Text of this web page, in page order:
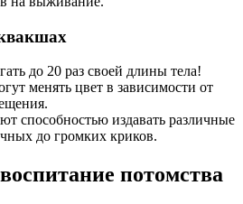
до 20 раз своей длины тела!
менять цвет в зависимости от
способностью издавать различные
до громких криков.
потомства